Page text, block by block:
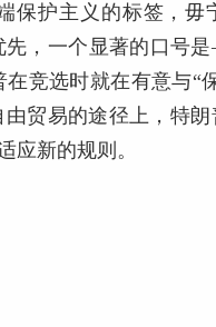
保护主义的标签，毋
先，一个显著的口号
在竞选时就在有意与“
贸易的途径上，特
应新的规则。